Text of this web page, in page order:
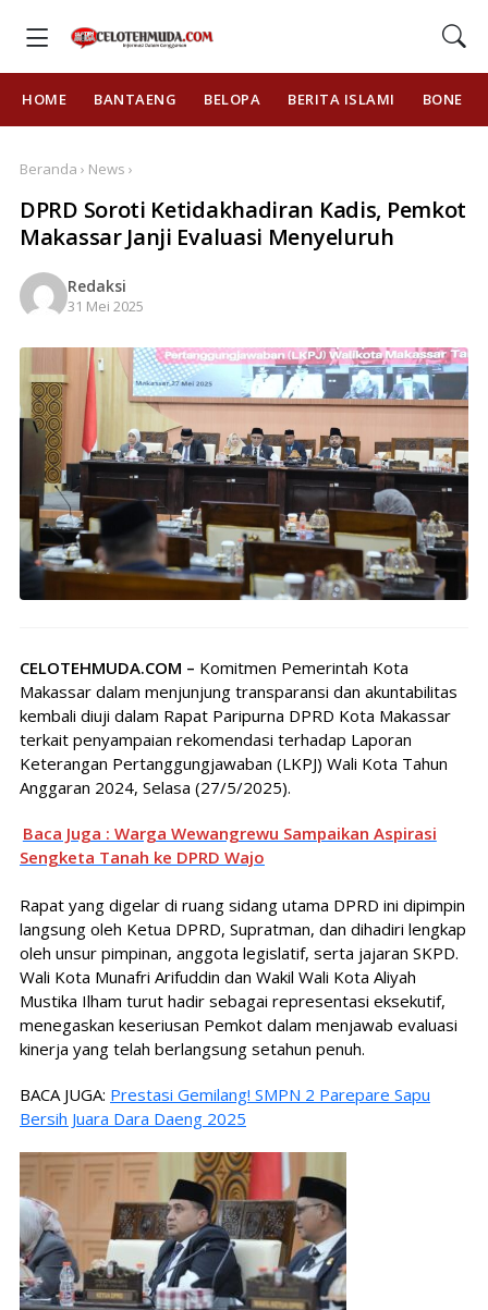
HOME BANTAENG BELOPA BERITA ISLAMI BONE
Beranda › News ›
DPRD Soroti Ketidakhadiran Kadis, Pemkot
Makassar Janji Evaluasi Menyeluruh
Redaksi
31 Mei 2025
CELOTEHMUDA.COM – Komitmen Pemerintah Kota
Makassar dalam menjunjung transparansi dan akuntabilitas
kembali diuji dalam Rapat Paripurna DPRD Kota Makassar
terkait penyampaian rekomendasi terhadap Laporan
Keterangan Pertanggungjawaban (LKPJ) Wali Kota Tahun
Anggaran 2024, Selasa (27/5/2025).
Baca Juga : Warga Wewangrewu Sampaikan Aspirasi
Sengketa Tanah ke DPRD Wajo
Rapat yang digelar di ruang sidang utama DPRD ini dipimpin
langsung oleh Ketua DPRD, Supratman, dan dihadiri lengkap
oleh unsur pimpinan, anggota legislatif, serta jajaran SKPD.
Wali Kota Munafri Arifuddin dan Wakil Wali Kota Aliyah
Mustika Ilham turut hadir sebagai representasi eksekutif,
menegaskan keseriusan Pemkot dalam menjawab evaluasi
kinerja yang telah berlangsung setahun penuh.
BACA JUGA: Prestasi Gemilang! SMPN 2 Parepare Sapu
Bersih Juara Dara Daeng 2025